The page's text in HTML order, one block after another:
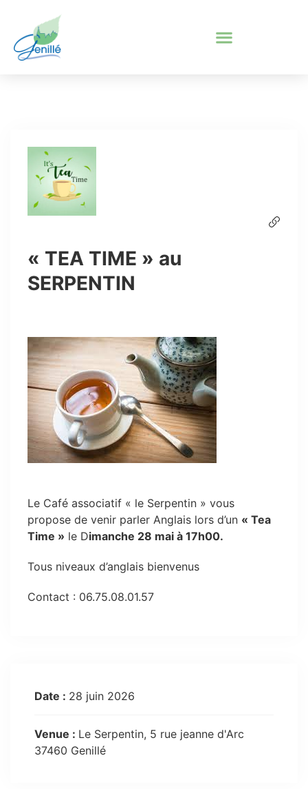
« TEA TIME » au
SERPENTIN
Le Café associatif « le Serpentin » vous
propose de venir parler Anglais lors d’un « Tea
Time » le Dimanche 28 mai à 17h00.
Tous niveaux d’anglais bienvenus
Contact : 06.75.08.01.57
Date : 28 juin 2026
Venue : Le Serpentin, 5 rue jeanne d'Arc
37460 Genillé